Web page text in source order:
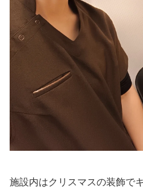
施設内はクリスマスの装飾で